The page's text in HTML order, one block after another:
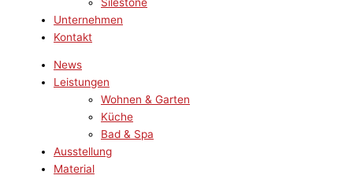
Unternehmen
Kontakt
News
Leistungen
Wohnen & Garten
Küche
Bad & Spa
Ausstellung
Material